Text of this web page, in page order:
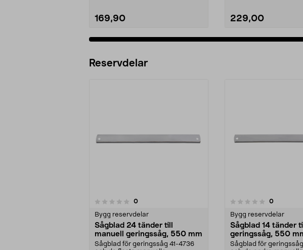
169,90 229,00
Reservdelar
0recensioner
Bygg reservdelar
Sågblad 24 tänder till
manuell geringssåg, 550 mm
Sågblad för geringssåg 41-4736
0.0 av 5 stjärnor 0
Bygg reservdelar
Sågblad 14 tänder
geringssåg, 550
Sågblad för